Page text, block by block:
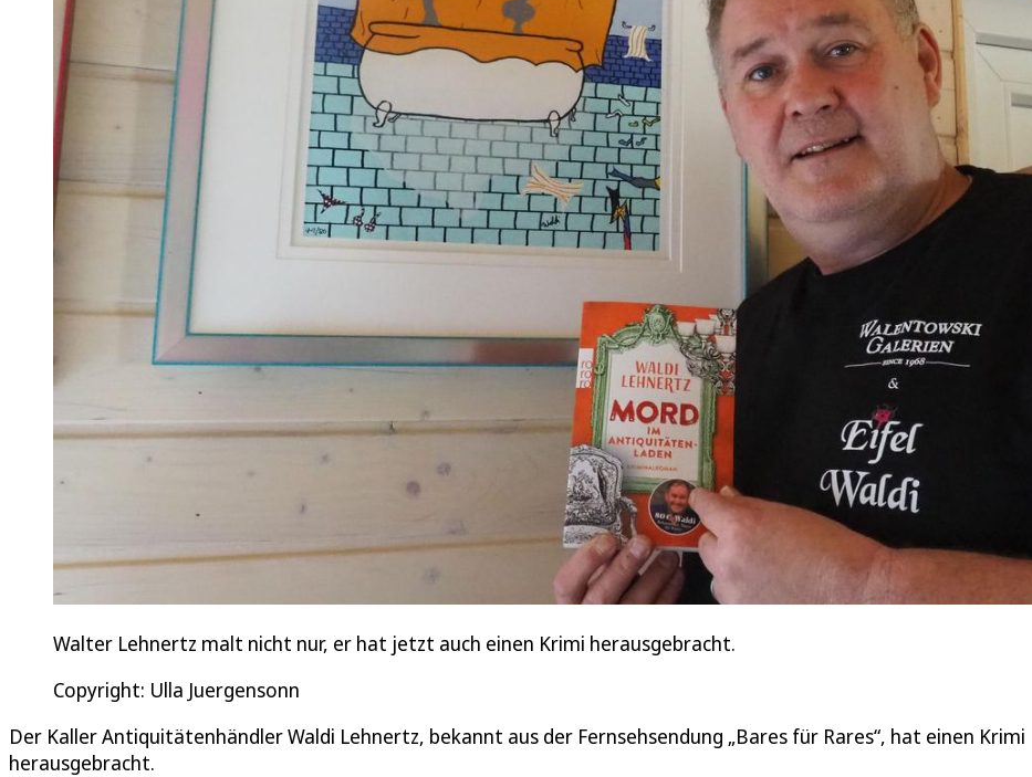
Walter Lehnertz malt nicht nur, er hat jetzt auch einen Krimi herausgebracht.
Copyright: Ulla Juergensonn
Der Kaller Antiquitätenhändler Waldi Lehnertz, bekannt aus der Fernsehsendung „Bares für Rares“, hat einen Krimi
herausgebracht.